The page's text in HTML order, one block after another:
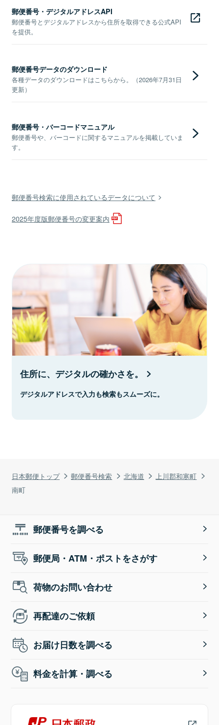
日本郵便トップ 郵便番号検索 北海道
上川郡和寒町
南町
郵便番号・デジタルアドレスAPI
郵便番号とデジタルアドレスから住所を取得できる公式API
を提供。
郵便番号データのダウンロード
各種データのダウンロードはこちらから。（2026年7月31日
更新）
郵便番号・バーコードマニュアル
郵便番号や、バーコードに関するマニュアルを掲載していま
す。
郵便番号検索に使用されているデータについて
2025年度版郵便番号の変更案内
住所に、デジタルの確かさを。
デジタルアドレスで入力も検索もスムーズに。
郵便番号を調べる
郵便局・ATM・ポストをさがす
荷物のお問い合わせ
再配達のご依頼
お届け日数を調べる
料金を計算・調べる